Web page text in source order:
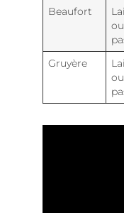
Beaufort
ou
Gruyère
ou